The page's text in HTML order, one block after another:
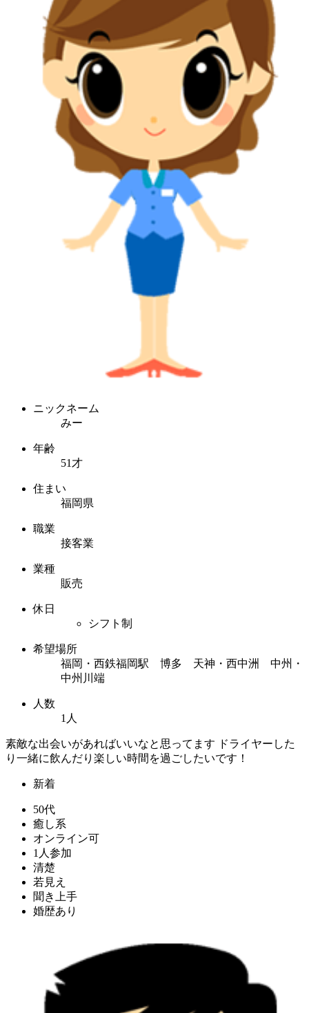
ニックネーム
みー
年齢
51才
住まい
福岡県
職業
接客業
業種
販売
休日
シフト制
希望場所
福岡・西鉄福岡駅 博多 天神・西中洲 中州・
中州川端
人数
1人
素敵な出会いがあればいいなと思ってます ドライヤーした
り一緒に飲んだり楽しい時間を過ごしたいです！
新着
50代
癒し系
オンライン可
1人参加
清楚
若見え
聞き上手
婚歴あり